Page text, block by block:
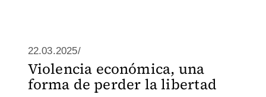
22.03.2025/
Violencia económica, una
forma de perder la libertad